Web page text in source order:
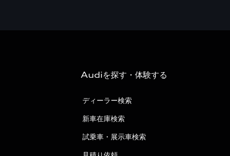
Audiを探す・体験する
ディーラー検索
新車在庫検索
試乗車・展示車検索